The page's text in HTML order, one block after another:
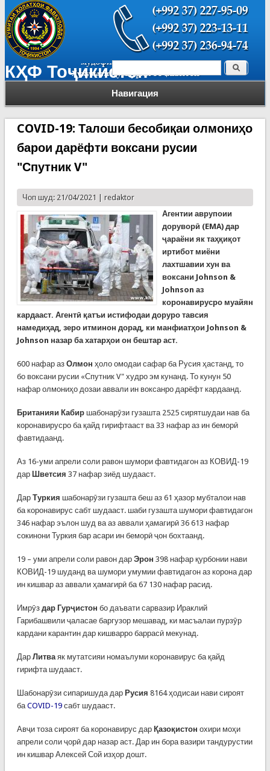
КҲФ Тоҷикистон
Навигация
Форма поиска Поиск
COVID-19: Талоши бесобиқаи олмониҳо
барои дарёфти воксани русии
"Спутник V"
Чоп шуд: 21/04/2021 | redaktor
Агентии аврупоии
доруворӣ (EMA) дар
ҷараёни як таҳқиқот
иртибот миёни
лахтшавии хун ва
воксани Johnson &
Johnson аз
коронавирусро муайян
кардааст. Агентӣ қатъи истифодаи доруро тавсия
намедиҳад, зеро итминон дорад, ки манфиатҳои Johnson &
Johnson назар ба хатарҳои он бештар аст.
600 нафар аз Олмон ҳоло омодаи сафар ба Русия ҳастанд, то
бо воксани русии «Спутник V" худро эм кунанд. То кунун 50
нафар олмониҳо дозаи аввали ин воксанро дарёфт кардаанд.
Британияи Кабиршабонарӯзи гузашта 2525 сирятшудаи нав ба
коронавирусро ба қайд гирифтааст ва 33 нафар аз ин беморӣ
фавтидаанд.
Аз 16-уми апрели соли равон шумори фавтидагон аз КОВИД-19
дар Шветсия 37 нафар зиёд шудааст.
Дар Туркия шабонарӯзи гузашта беш аз 61 ҳазор мубталои нав
ба коронавирус сабт шудааст. шаби гузашта шумори фавтидагон
346 нафар эълон шуд ва аз аввали ҳамагирӣ 36 613 нафар
сокинони Туркия бар асари ин беморӣ ҷон бохтаанд.
19 – уми апрели соли равон дар Эрон 398 нафар қурбонии нави
КОВИД-19 шуданд ва шумори умумии фавтидагон аз корона дар
ин кишвар аз аввали ҳамагирӣ ба 67 130 нафар расид.
Имрӯз дар Гурҷистон бо даъвати сарвазир Ираклий
Гарибашвили ҷаласае баргузор мешавад, ки масъалаи пурзӯр
кардани карантин дар кишварро баррасӣ мекунад.
Дар Литваяк мутатсияи номаълуми коронавирус ба қайд
гирифта шудааст.
Шабонарӯзи сипаришуда дар Русия 8164 ҳодисаи нави сироят
баCOVID-19сабт шудааст.
Авҷи тоза сироят ба коронавирус дар Қазоқистон охири моҳи
апрели соли ҷорӣ дар назар аст. Дар ин бора вазири тандурустии
ин кишвар Алексей Сой изҳор дошт.